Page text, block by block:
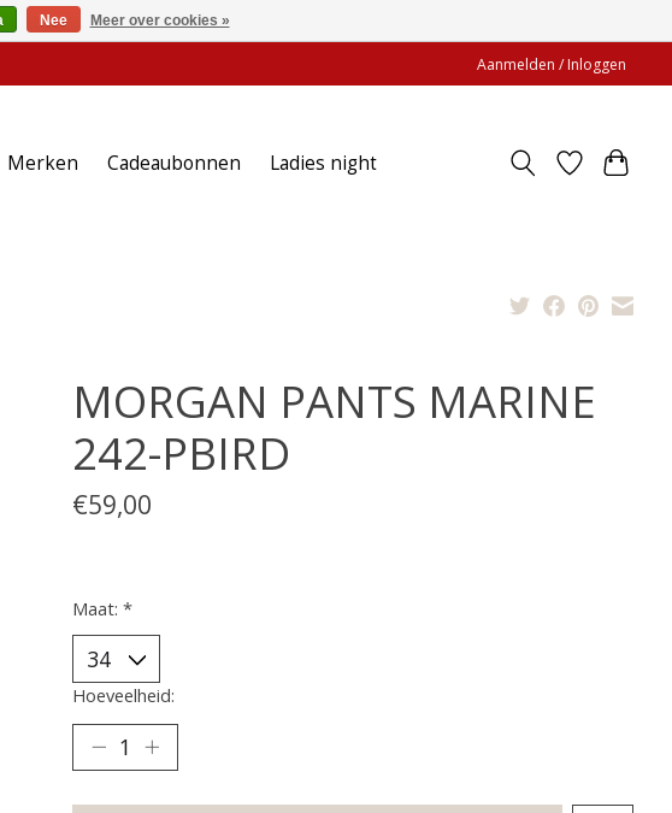
Aanmelden / Inloggen
Merken Cadeaubonnen Ladies night
MORGAN PANTS MARINE
242-PBIRD
€59,00
Maat: *
Hoeveelheid:
Nee Meer over cookies »